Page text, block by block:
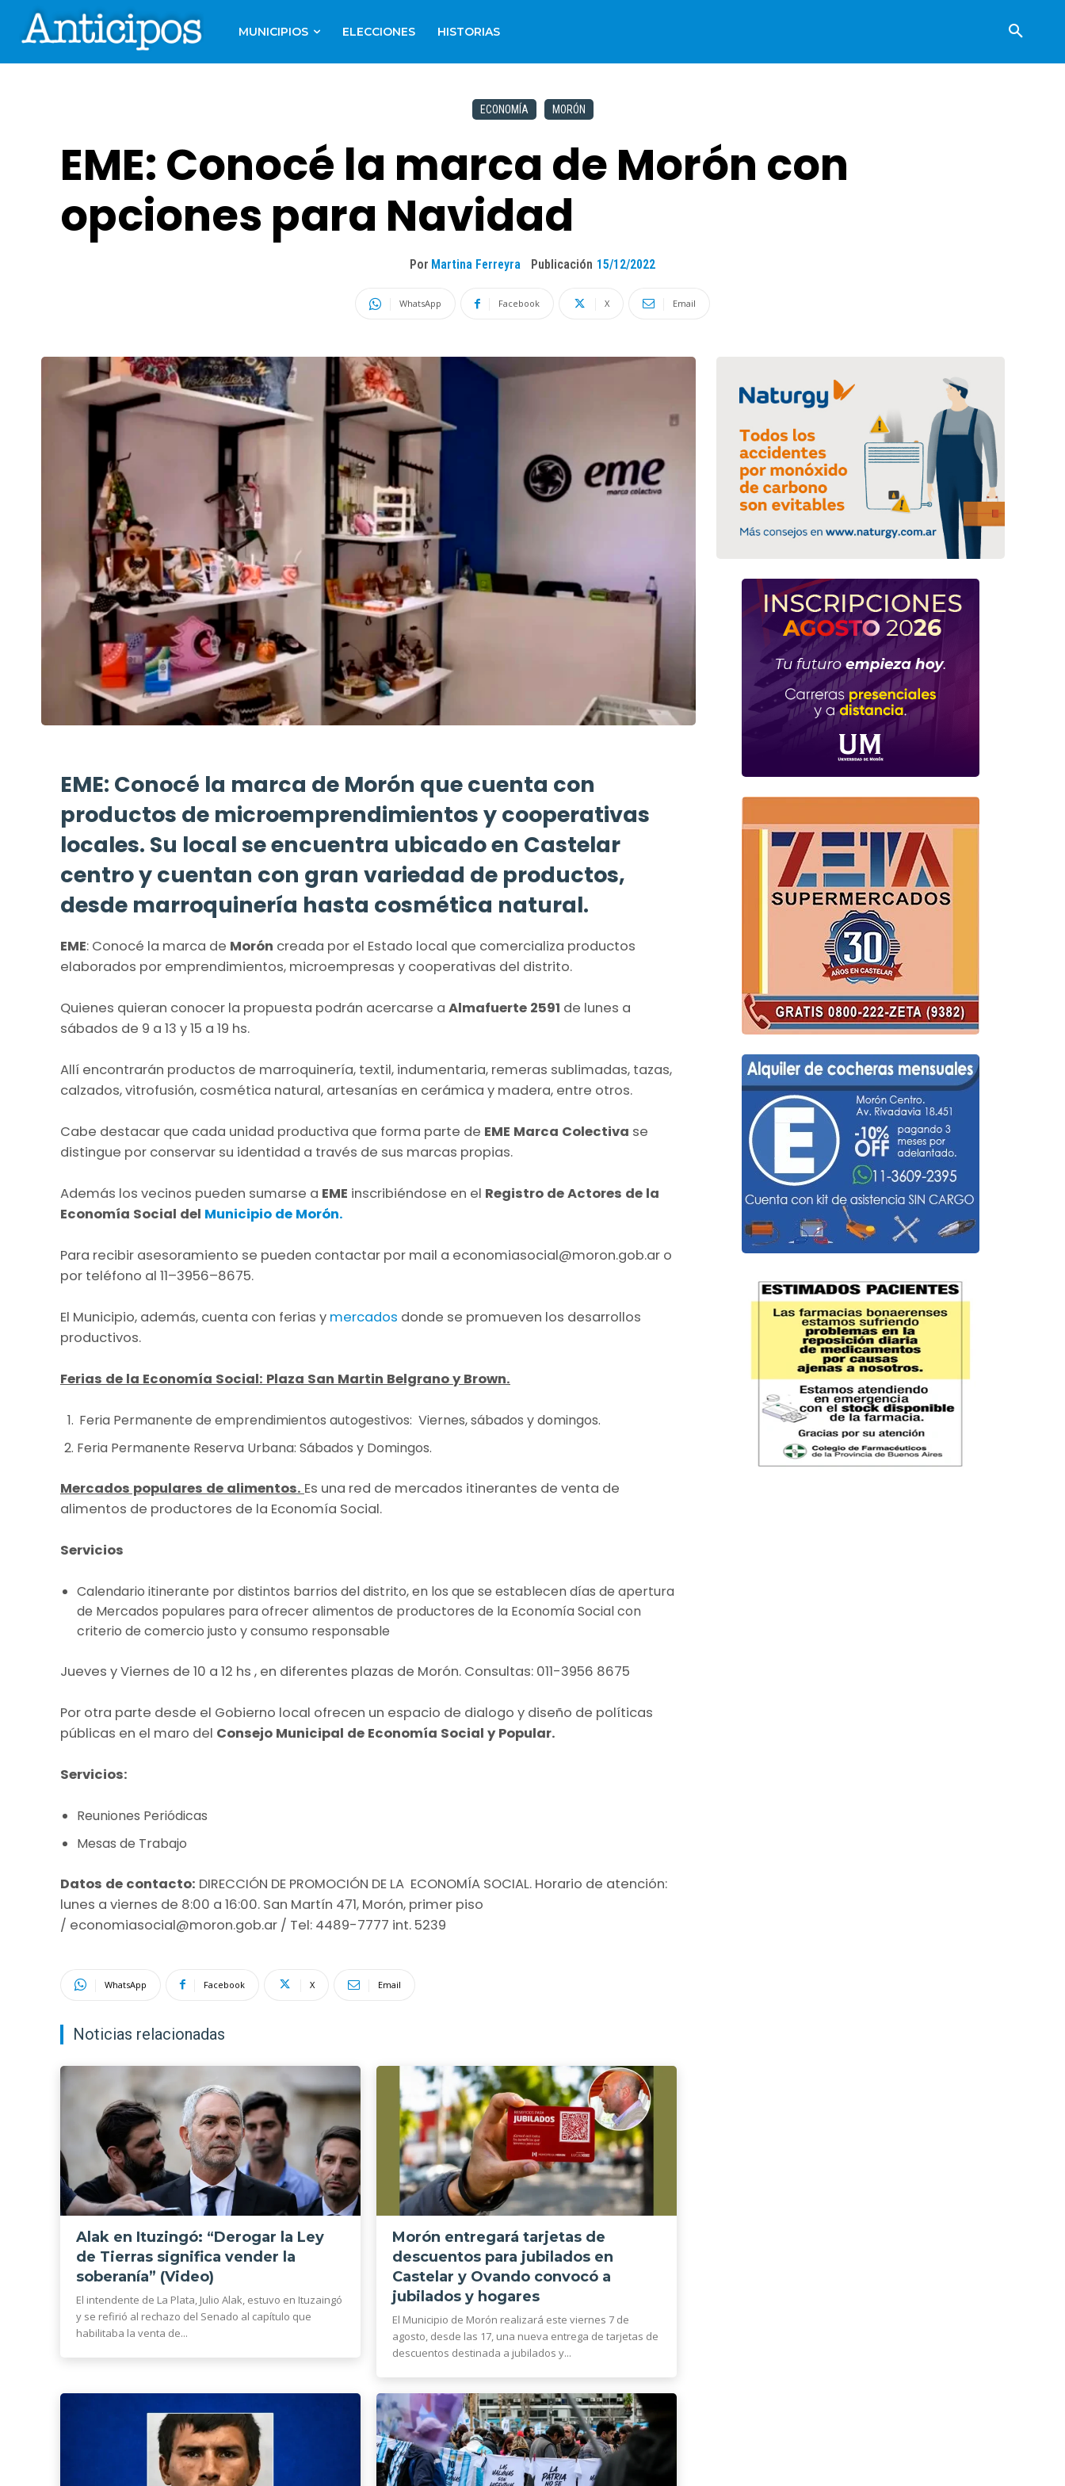
MUNICIPIOS ELECCIONES HISTORIAS
ECONOMÍA MORÓN
EME: Conocé la marca de Morón con
opciones para Navidad
Por Martina Ferreyra Publicación 15/12/2022
WhatsApp Facebook X Email
EME: Conocé la marca de Morón que cuenta con
productos de microemprendimientos y cooperativas
locales. Su local se encuentra ubicado en Castelar
centro y cuentan con gran variedad de productos,
desde marroquinería hasta cosmética natural.
EME: Conocé la marca de Morón creada por el Estado local que comercializa productos
elaborados por emprendimientos, microempresas y cooperativas del distrito.
Quienes quieran conocer la propuesta podrán acercarse a Almafuerte 2591 de lunes a
sábados de 9 a 13 y 15 a 19 hs.
Allí encontrarán productos de marroquinería, textil, indumentaria, remeras sublimadas, tazas,
calzados, vitrofusión, cosmética natural, artesanías en cerámica y madera, entre otros.
Cabe destacar que cada unidad productiva que forma parte de EME Marca Colectiva se
distingue por conservar su identidad a través de sus marcas propias.
Además los vecinos pueden sumarse a EME inscribiéndose en el Registro de Actores de la
Economía Social del Municipio de Morón.
Para recibir asesoramiento se pueden contactar por mail a economiasocial@moron.gob.ar o
por teléfono al 11–3956–8675.
El Municipio, además, cuenta con ferias y mercados donde se promueven los desarrollos
productivos.
Ferias de la Economía Social: Plaza San Martin Belgrano y Brown.
Feria Permanente de emprendimientos autogestivos: Viernes, sábados y domingos.
Feria Permanente Reserva Urbana: Sábados y Domingos.
Mercados populares de alimentos. Es una red de mercados itinerantes de venta de
alimentos de productores de la Economía Social.
Servicios
Calendario itinerante por distintos barrios del distrito, en los que se establecen días de apertura
de Mercados populares para ofrecer alimentos de productores de la Economía Social con
criterio de comercio justo y consumo responsable
Jueves y Viernes de 10 a 12 hs , en diferentes plazas de Morón. Consultas: 011-3956 8675
Por otra parte desde el Gobierno local ofrecen un espacio de dialogo y diseño de políticas
públicas en el maro del Consejo Municipal de Economía Social y Popular.
Servicios:
Reuniones Periódicas
Mesas de Trabajo
Datos de contacto: DIRECCIÓN DE PROMOCIÓN DE LA ECONOMÍA SOCIAL. Horario de atención:
lunes a viernes de 8:00 a 16:00. San Martín 471, Morón, primer piso
/ economiasocial@moron.gob.ar / Tel: 4489-7777 int. 5239
WhatsApp Facebook X Email
Noticias relacionadas
Alak en Ituzingó: “Derogar la Ley
de Tierras significa vender la
soberanía” (Video)
El intendente de La Plata, Julio Alak, estuvo en Ituzaingó
y se refirió al rechazo del Senado al capítulo que
habilitaba la venta de...
Morón entregará tarjetas de
descuentos para jubilados en
Castelar y Ovando convocó a
jubilados y hogares
El Municipio de Morón realizará este viernes 7 de
agosto, desde las 17, una nueva entrega de tarjetas de
descuentos destinada a jubilados y...